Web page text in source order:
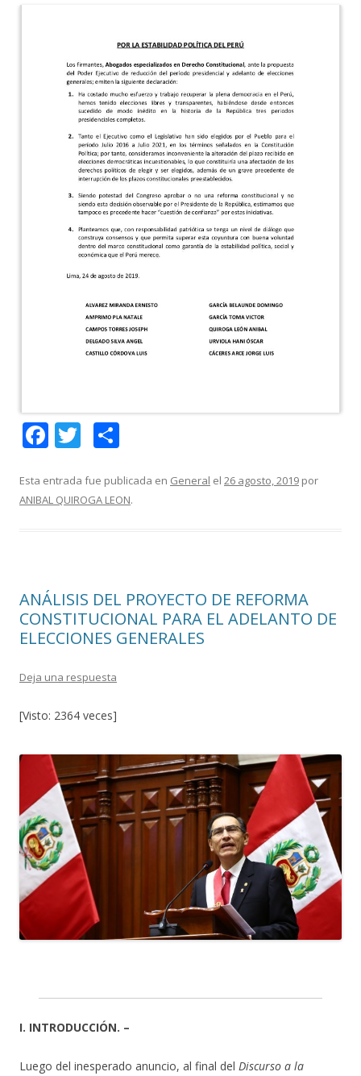
F
e
b
k
T
itt
er
m
p
r
Esta entrada fue publicada en General el 26 agosto, 2019 por
ANIBAL QUIROGA LEON.
ANÁLISIS DEL PROYECTO DE REFORMA
CONSTITUCIONAL PARA EL ADELANTO DE
ELECCIONES GENERALES
Deja una respuesta
[Visto: 2364 veces]
I. INTRODUCCIÓN. –
Luego del inesperado anuncio, al final del Discurso a la